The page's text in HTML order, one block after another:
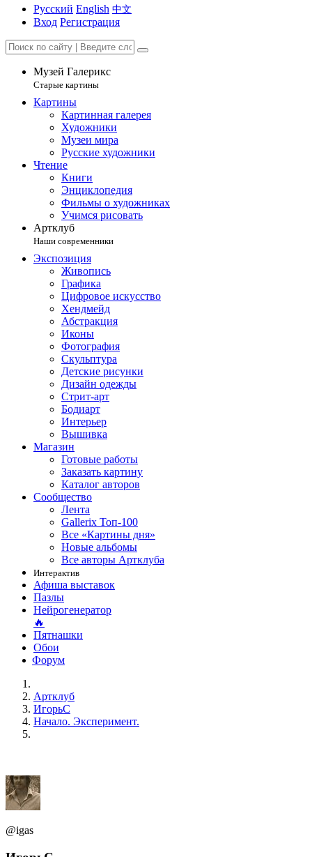
Русский English 中文
Вход Регистрация
Музей Галерикс
Старые картины
Картины
Картинная галерея
Художники
Музеи мира
Русские художники
Чтение
Книги
Энциклопедия
Фильмы о художниках
Учимся рисовать
Артклуб
Наши современники
Экспозиция
Живопись
Графика
Цифровое искусство
Хендмейд
Абстракция
Иконы
Фотография
Скульптура
Детские рисунки
Дизайн одежды
Стрит-арт
Бодиарт
Интерьер
Вышивка
Магазин
Готовые работы
Заказать картину
Каталог авторов
Сообщество
Лента
Gallerix Топ-100
Все «Картины дня»
Новые альбомы
Все авторы Артклуба
Интерактив
Афиша выставок
Пазлы
Нейрогенератор
🔥
Пятнашки
Обои
Форум
Артклуб
ИгорьС
Начало. Эксперимент.
@igas